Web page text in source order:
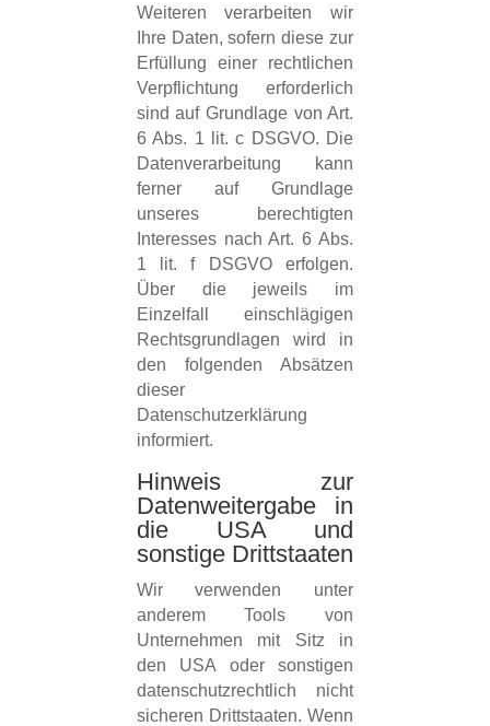
Weiteren verarbeiten wir
Ihre Daten, sofern diese zur
Erfüllung einer rechtlichen
Verpflichtung erforderlich
sind auf Grundlage von Art.
6 Abs. 1 lit. c DSGVO. Die
Datenverarbeitung kann
ferner auf Grundlage
unseres berechtigten
Interesses nach Art. 6 Abs.
1 lit. f DSGVO erfolgen.
Über die jeweils im
Einzelfall einschlägigen
Rechtsgrundlagen wird in
den folgenden Absätzen
dieser
Datenschutzerklärung
informiert.
Hinweis zur
Datenweitergabe in
die USA und
sonstige Drittstaaten
Wir verwenden unter
anderem Tools von
Unternehmen mit Sitz in
den USA oder sonstigen
datenschutzrechtlich nicht
sicheren Drittstaaten. Wenn